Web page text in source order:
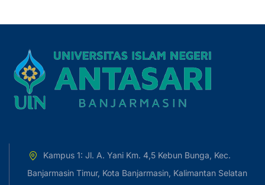
Kampus 1: Jl. A. Yani Km. 4,5 Kebun Bunga, Kec.
Banjarmasin Timur, Kota Banjarmasin, Kalimantan Selatan